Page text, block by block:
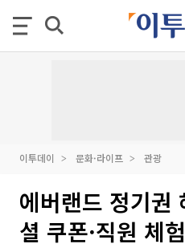
이투데이 문화·라이프 관광
에버랜드 정기
셜 쿠폰·직원 체